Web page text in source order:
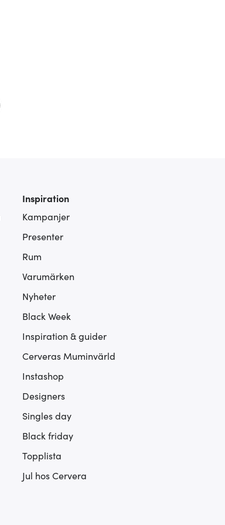
Inspiration
Kampanjer
Presenter
Rum
Varumärken
Nyheter
Black Week
Inspiration & guider
Cerveras Muminvärld
Instashop
Designers
Singles day
Black friday
Topplista
Jul hos Cervera